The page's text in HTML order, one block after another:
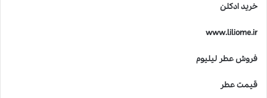
خرید ادکلن
www.liliome.ir
فروش عطر لیلیوم
قیمت عطر